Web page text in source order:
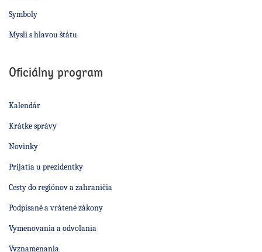
Symboly
Mysli s hlavou štátu
Oficiálny program
Kalendár
Krátke správy
Novinky
Prijatia u prezidentky
Cesty do regiónov a zahraničia
Podpísané a vrátené zákony
Vymenovania a odvolania
Vyznamenania